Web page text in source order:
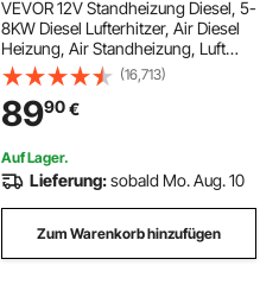
VEVOR 12V Standheizung Diesel, 5-
8KW Diesel Lufterhitzer, Air Diesel
Heizung, Air Standheizung, Luft
Dieselheizung, Standheizung für
Auto RV Boote LKW Wohnmobil Bus
(16,713)
8990€
Auf Lager.
Lieferung:sobald Mo. Aug. 10
Zum Warenkorb hinzufügen